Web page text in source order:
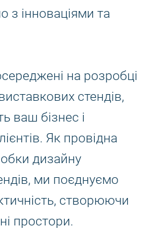
з інноваціями та
на розробці
стендів,
ваш бізнес і
Як провідна
дизайну
ми поєднуємо
створюючи
простори.